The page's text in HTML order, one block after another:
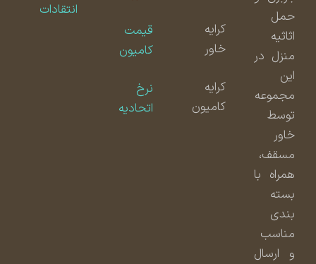
حمل
اثاثیه
منزل در
مجموعه
توسط
مسقف،
همراه با
بسته
بندی
مناسب
و ارسال
کامیون
قیمت
کامیون
اتحادیه
انتقادات